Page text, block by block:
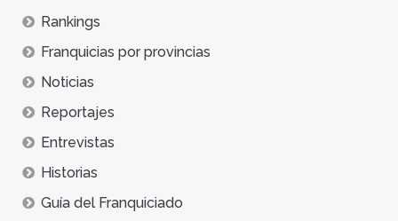
Rankings
Franquicias por provincias
Noticias
Reportajes
Entrevistas
Historias
Guía del Franquiciado